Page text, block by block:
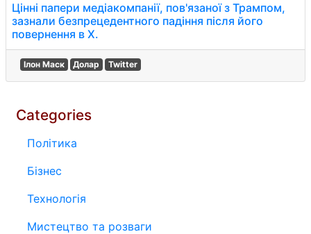
Цінні папери медіакомпанії, пов'язаної з Трампом,
зазнали безпрецедентного падіння після його
повернення в X.
Ілон Маск Долар Twitter
Categories
Політика
Бізнес
Технологія
Мистецтво та розваги